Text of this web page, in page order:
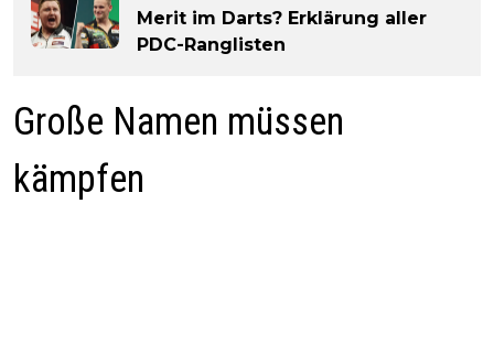
Merit im Darts? Erklärung aller
PDC-Ranglisten
Große Namen müssen
kämpfen